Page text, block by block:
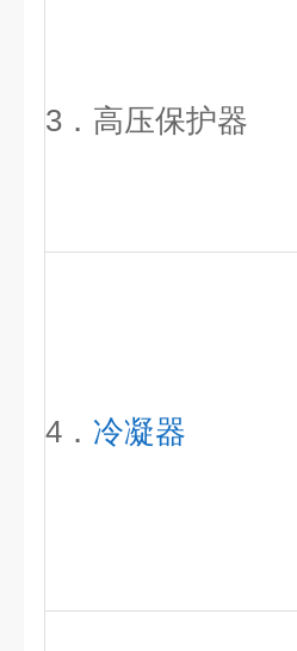
3．高压保护器
4． 冷凝器